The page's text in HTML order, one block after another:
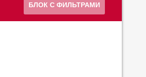
БЛОК С ФИЛЬТРАМИ